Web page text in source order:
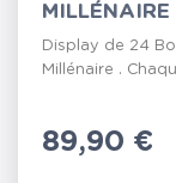
Display de 24
Millénaire .
Prix
89,90 €